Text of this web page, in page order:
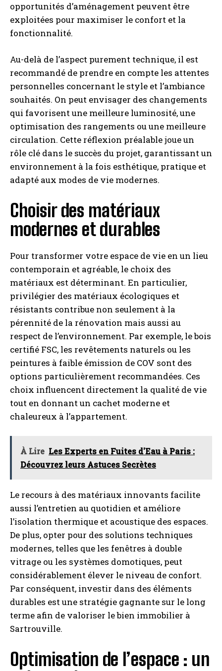
opportunités d’aménagement peuvent être
exploitées pour maximiser le confort et la
fonctionnalité.
Au-delà de l’aspect purement technique, il est
recommandé de prendre en compte les attentes
personnelles concernant le style et l’ambiance
souhaités. On peut envisager des changements
qui favorisent une meilleure luminosité, une
optimisation des rangements ou une meilleure
circulation. Cette réflexion préalable joue un
rôle clé dans le succès du projet, garantissant un
environnement à la fois esthétique, pratique et
adapté aux modes de vie modernes.
Choisir des matériaux
modernes et durables
Pour transformer votre espace de vie en un lieu
contemporain et agréable, le choix des
matériaux est déterminant. En particulier,
privilégier des matériaux écologiques et
résistants contribue non seulement à la
pérennité de la rénovation mais aussi au
respect de l’environnement. Par exemple, le bois
certifié FSC, les revêtements naturels ou les
peintures à faible émission de COV sont des
options particulièrement recommandées. Ces
choix influencent directement la qualité de vie
tout en donnant un cachet moderne et
chaleureux à l’appartement.
À Lire Les Experts en Fuites d'Eau à Paris :
Découvrez leurs Astuces Secrètes
Le recours à des matériaux innovants facilite
aussi l’entretien au quotidien et améliore
l’isolation thermique et acoustique des espaces.
De plus, opter pour des solutions techniques
modernes, telles que les fenêtres à double
vitrage ou les systèmes domotiques, peut
considérablement élever le niveau de confort.
Par conséquent, investir dans des éléments
durables est une stratégie gagnante sur le long
terme afin de valoriser le bien immobilier à
Sartrouville.
Optimisation de l’espace : un